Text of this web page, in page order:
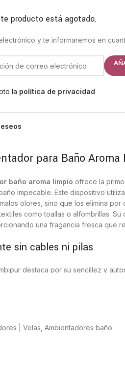
producto está agotado.
y te informaremos en
la política de privacidad
para Baño Aroma
baño aroma limpio ofrece la
impecable. Este dispositivo
olores, sino que los elimina
como toallas o alfombrillas.
una fragancia fresca que
sin cables ni pilas
destaca por su sencillez y
Una sola unidad garantiza hasta 50
agradable y libre de humedades
los olores persistentes
las moléculas de olor en el aire
| Velas Ambientadores baño